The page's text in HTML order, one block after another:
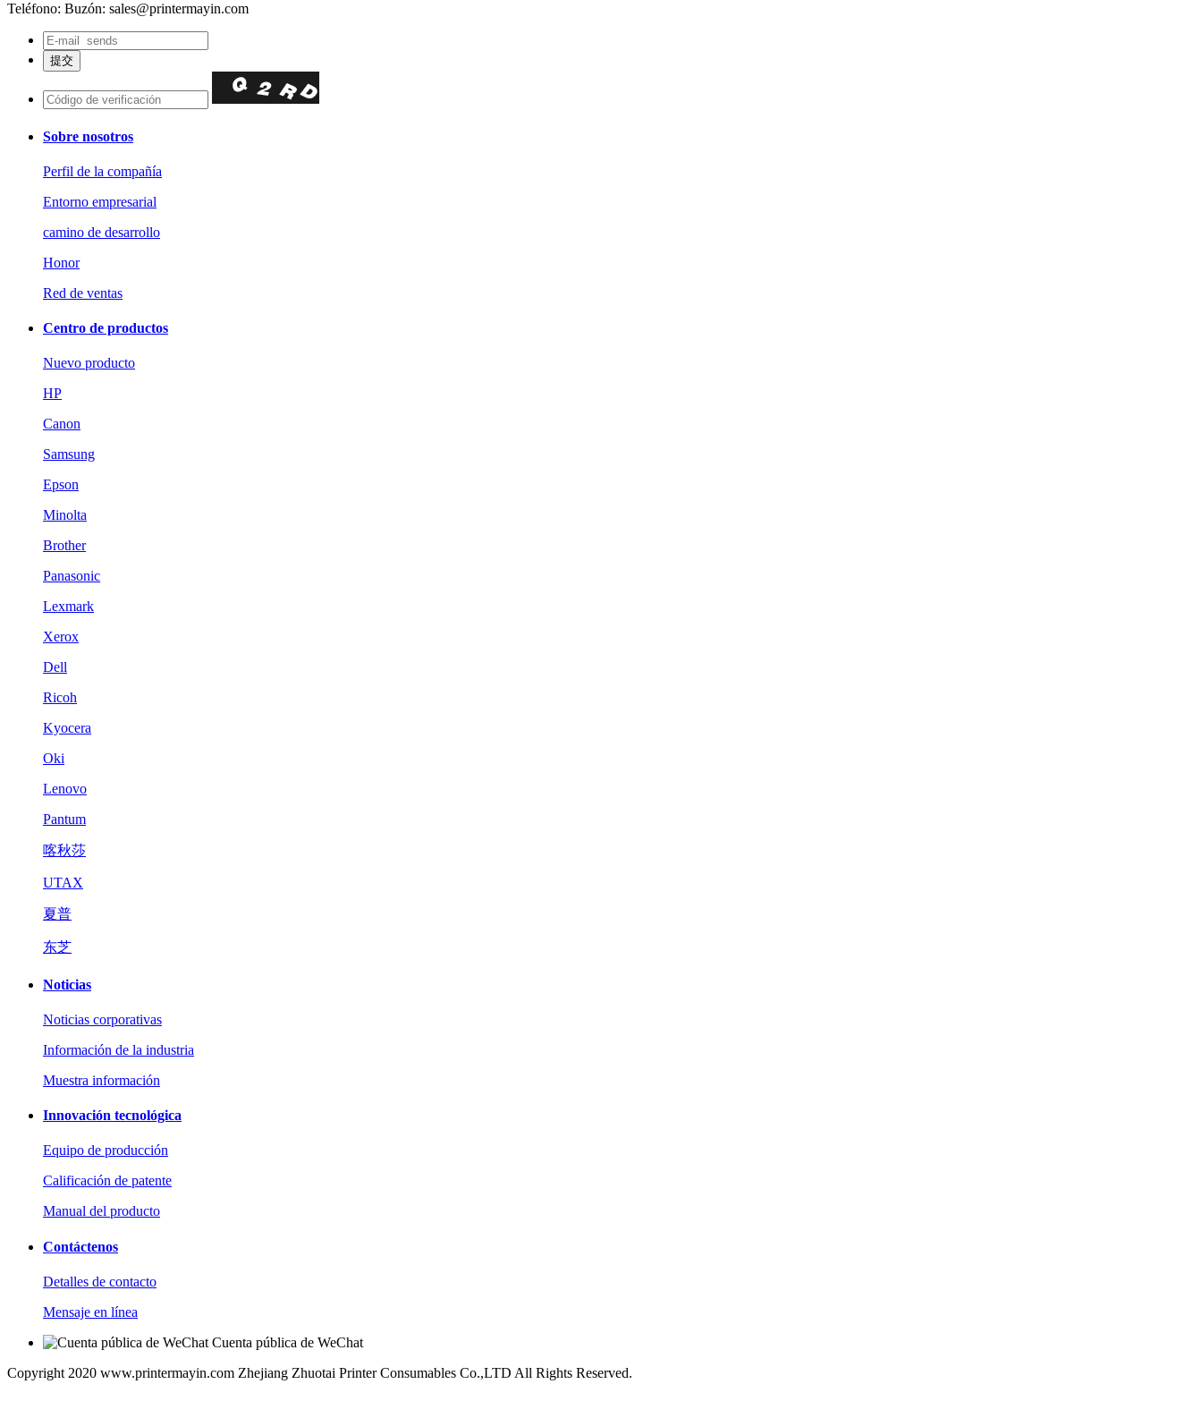
Teléfono: Buzón: sales@printermayin.com
Sobre nosotros
Perfil de la compañía
Entorno empresarial
camino de desarrollo
Honor
Red de ventas
Centro de productos
Nuevo producto
HP
Canon
Samsung
Epson
Minolta
Brother
Panasonic
Lexmark
Xerox
Dell
Ricoh
Kyocera
Oki
Lenovo
Pantum
喀秋莎
UTAX
夏普
东芝
Noticias
Noticias corporativas
Información de la industria
Muestra información
Innovación tecnológica
Equipo de producción
Calificación de patente
Manual del producto
Contáctenos
Detalles de contacto
Mensaje en línea
Cuenta pública de WeChat
Copyright 2020 www.printermayin.com Zhejiang Zhuotai Printer Consumables Co.,LTD All Rights Reserved.